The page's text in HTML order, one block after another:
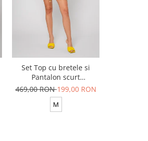
Set Top cu bretele si
Pantalon scurt
Yellow/White
469,00 RON199,00 RON
M